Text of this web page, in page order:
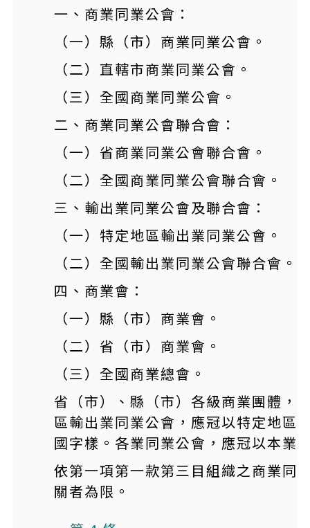
一、商業同業公會：
（一）縣（市）商業同業公會。
（二）直轄市商業同業公會。
（三）全國商業同業公會。
二、商業同業公會聯合會：
（一）省商業同業公會聯合會。
（二）全國商業同業公會聯合會。
三、輸出業同業公會及聯合會：
（一）特定地區輸出業同業公會。
（二）全國輸出業同業公會聯合會。
四、商業會：
（一）縣（市）商業會。
（二）省（市）商業會。
（三）全國商業總會。
省（市）、縣（市）各級商業團體，
區輸出業同業公會，應冠以特定地區
國字樣。各業同業公會，應冠以本業
依第一項第一款第三目組織之商業同
關者為限。